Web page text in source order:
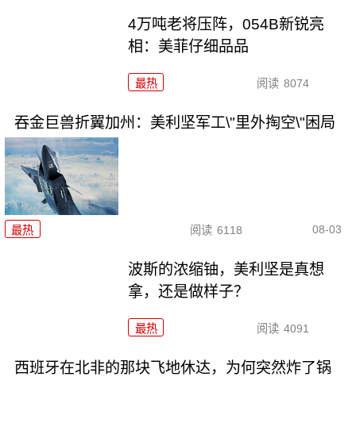
4万吨老将压阵，054B新锐亮
相：美菲仔细品品
最热 阅读 8074
吞金巨兽折翼加州：美利坚军工\"里外掏空\"困局
最热 阅读 6118 08-03
波斯的浓缩铀，美利坚是真想
拿，还是做样子？
最热 阅读 4091
西班牙在北非的那块飞地休达，为何突然炸了锅